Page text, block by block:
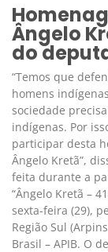
Ângelo
do
“Temos que
homens
sociedade
indígenas. Por
participar desta
Ângelo Kretã”,
feita durante a
“Ângelo Kretã –
sexta-feira (29),
Região Sul
Brasil – APIB. O